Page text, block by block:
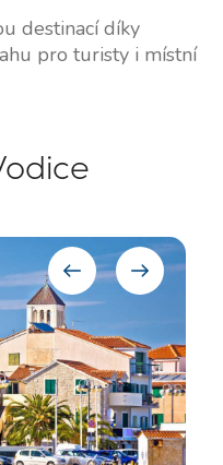
destinací díky
pro turisty i místní